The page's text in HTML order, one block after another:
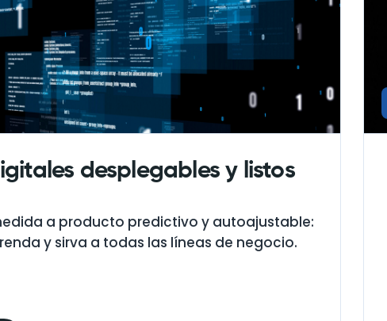
desplegables y listos
a producto predictivo y autoajustable:
y sirva a todas las líneas de negocio.